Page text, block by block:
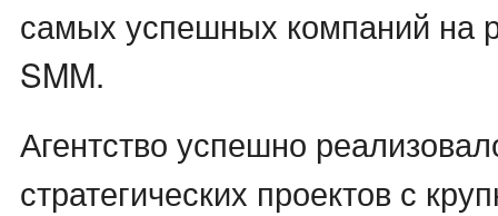
самых успешных компаний на
SMM.
Агентство успешно
стратегических проектов с